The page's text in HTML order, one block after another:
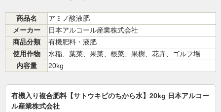
商品名
アミノ酸液肥
メーカー
日本アルコール産業株式会社
商品分類
有機肥料・液肥
使用作物
水稲、葉菜、果菜、根菜、果樹、花卉、ゴルフ場
内容量
20kg
有機入り複合肥料【サトウキビのちから水】20kg 日本アルコー
ル産業株式会社